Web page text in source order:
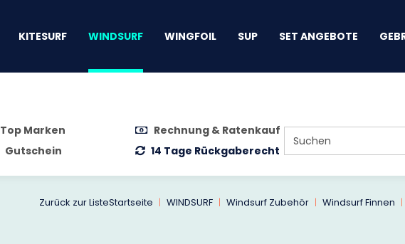
KITESURF WINDSURF WINGFOIL SUP SET ANGEBOTE
Top Marken
Rechnung & Ratenkauf
Gutschein
14 Tage Rückgaberecht
Zurück zur ListeStartseite WINDSURF Windsurf Zubehör Windsurf Finnen